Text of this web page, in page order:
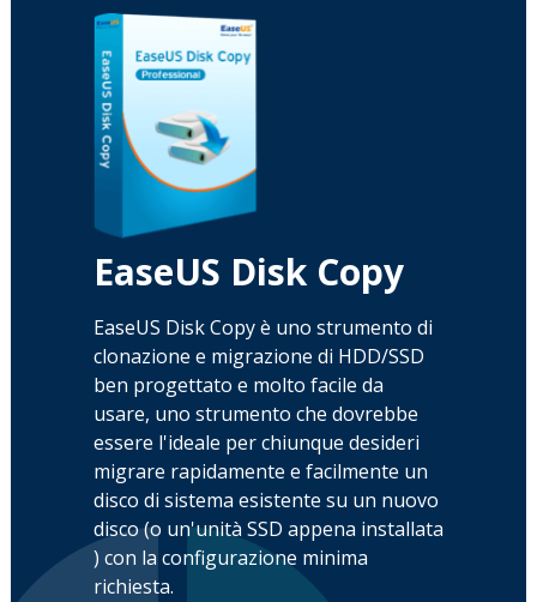
EaseUS Disk Copy
EaseUS Disk Copy è uno strumento di
clonazione e migrazione di HDD/SSD
ben progettato e molto facile da
usare, uno strumento che dovrebbe
essere l'ideale per chiunque desideri
migrare rapidamente e facilmente un
disco di sistema esistente su un nuovo
disco (o un'unità SSD appena installata
) con la configurazione minima
richiesta.